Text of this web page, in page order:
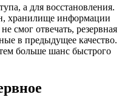
а для восстановления.
хранилище информации
смог отвечать, резервная
в предыдущее качество.
больше шанс быстрого